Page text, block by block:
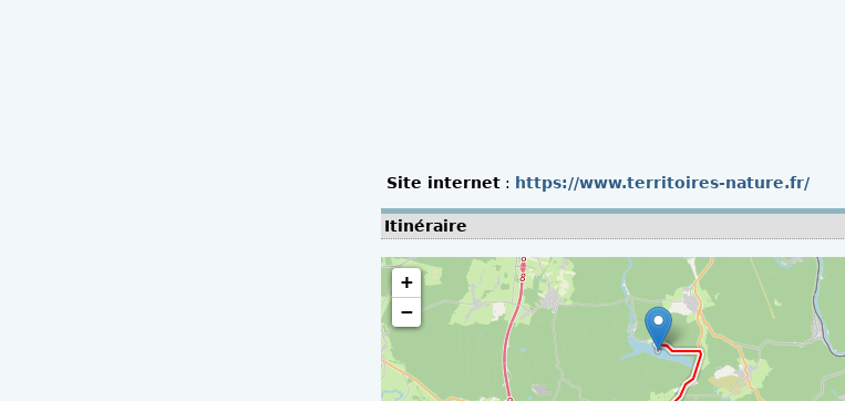
Site internet : https://www.territoires-nature.fr/
Itinéraire
+
−